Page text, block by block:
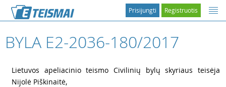
Registruotis
Prisijungti
BYLA E2-2036-180/2017
Lietuvos apeliacinio teismo Civilinių bylų skyriaus teisėja
Nijolė Piškinaitė,